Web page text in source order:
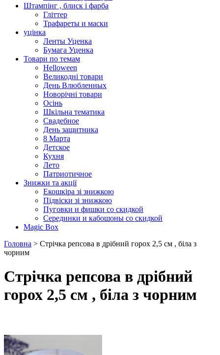
Штампінг , блиск і фарба
Гліттер
Трафареты и маски
уцінка
Ленты Уценка
Бумага Уценка
Товари по темам
Helloween
Великодні товари
День Влюбленных
Новорічні товари
Осінь
Шкільна тематика
Свадебное
День защитника
8 Марта
Детское
Кухня
Лето
Патриотичное
Знижки та акції
Екошкіра зі знижкою
Підвіски зі знижкою
Пуговки и фишки со скидкой
Серединки и кабошоны со скидкой
Magic Box
Головна > Стрічка репсова в дрібний горох 2,5 см , біла з
чорним
Стрічка репсова в дрібний
горох 2,5 см , біла з чорним